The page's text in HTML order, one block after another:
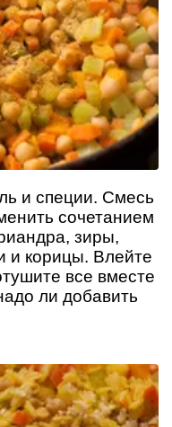
и специи. Смесь
сочетанием
зиры,
и корицы. Влейте
все вместе
ли добавить